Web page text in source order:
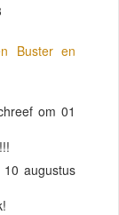
Buster en
om 01
augustus